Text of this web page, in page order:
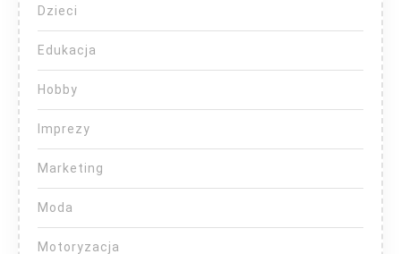
Dzieci
Edukacja
Hobby
Imprezy
Marketing
Moda
Motoryzacja